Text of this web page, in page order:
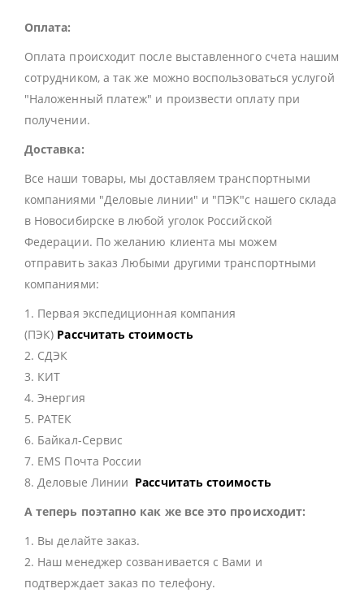
Оплата:
Оплата происходит после выставленного счета нашим
сотрудником, а так же можно воспользоваться услугой
"Наложенный платеж" и произвести оплату при
получении.
Доставка:
Все наши товары, мы доставляем транспортными
компаниями "Деловые линии" и "ПЭК"с нашего склада
в Новосибирске в любой уголок Российской
Федерации. По желанию клиента мы можем
отправить заказ Любыми другими транспортными
компаниями:
1. Первая экспедиционная компания
(ПЭК) Рассчитать стоимость
2. СДЭК
3. КИТ
4. Энергия
5. РАТЕК
6. Байкал-Сервис
7. EMS Почта России
8. Деловые Линии Рассчитать стоимость
А теперь поэтапно как же все это происходит:
1. Вы делайте заказ.
2. Наш менеджер созванивается с Вами и
подтверждает заказ по телефону.